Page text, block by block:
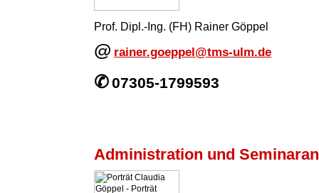
Prof. Dipl.-Ing. (FH) Rainer Göppel
@ rainer.goeppel@tms-ulm.de
✆07305-1799593
Administration und